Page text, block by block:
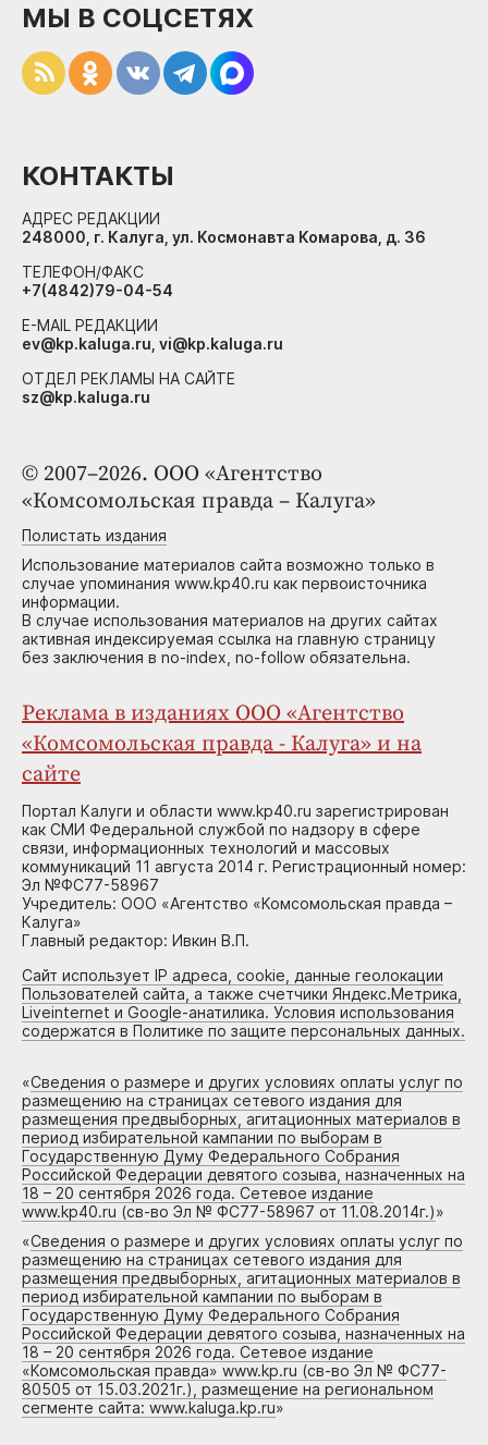
© 2007–2026. ООО «Агентство
«Комсомольская правда – Калуга»
Полистать издания
Использование материалов сайта возможно только в
случае упоминания www.kp40.ru как первоисточника
информации.
В случае использования материалов на других сайтах
активная индексируемая ссылка на главную страницу
без заключения в no-index, no-follow обязательна.
Реклама в изданиях ООО «Агентство
«Комсомольская правда - Калуга» и на
сайте
Портал Калуги и области www.kp40.ru зарегистрирован
как СМИ Федеральной службой по надзору в сфере
связи, информационных технологий и массовых
коммуникаций 11 августа 2014 г. Регистрационный номер:
Эл №ФС77-58967
Учредитель: ООО «Агентство «Комсомольская правда –
Калуга»
Главный редактор: Ивкин В.П.
Сайт использует IP адреса, cookie, данные геолокации
Пользователей сайта, а также счетчики Яндекс.Метрика,
Liveinternet и Google-анатилика. Условия использования
содержатся в Политике по защите персональных данных.
«Сведения о размере и других условиях оплаты услуг по
размещению на страницах сетевого издания для
размещения предвыборных, агитационных материалов в
период избирательной кампании по выборам в
Государственную Думу Федерального Собрания
Российской Федерации девятого созыва, назначенных на
18 – 20 сентября 2026 года. Сетевое издание
www.kp40.ru (св-во Эл № ФС77-58967 от 11.08.2014г.)»
«Сведения о размере и других условиях оплаты услуг по
размещению на страницах сетевого издания для
размещения предвыборных, агитационных материалов в
период избирательной кампании по выборам в
Государственную Думу Федерального Собрания
Российской Федерации девятого созыва, назначенных на
18 – 20 сентября 2026 года. Сетевое издание
«Комсомольская правда» www.kp.ru (св-во Эл № ФС77-
80505 от 15.03.2021г.), размещение на региональном
сегменте сайта: www.kaluga.kp.ru»
МЫ В СОЦСЕТЯХ
КОНТАКТЫ
АДРЕС РЕДАКЦИИ
248000, г. Калуга, ул. Космонавта Комарова, д. 36
ТЕЛЕФОН/ФАКС
+7(4842)79-04-54
E-MAIL РЕДАКЦИИ
ev@kp.kaluga.ru, vi@kp.kaluga.ru
ОТДЕЛ РЕКЛАМЫ НА САЙТЕ
sz@kp.kaluga.ru